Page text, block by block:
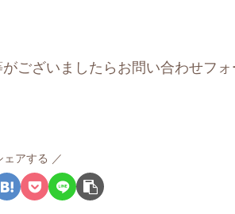
ございましたらお問い合わせフォ
ェアする